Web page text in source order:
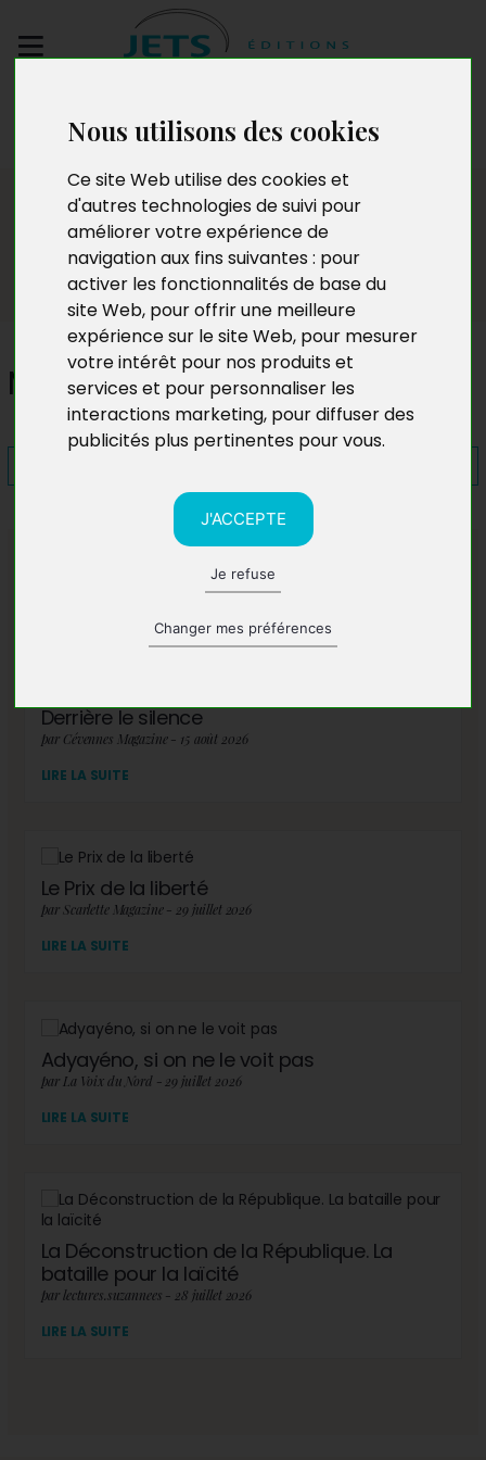
Nous utilisons des cookies
Ce site Web utilise des cookies et
d'autres technologies de suivi pour
améliorer votre expérience de
navigation aux fins suivantes : pour
activer les fonctionnalités de base du
site Web, pour offrir une meilleure
expérience sur le site Web, pour mesurer
votre intérêt pour nos produits et
services et pour personnaliser les
interactions marketing, pour diffuser des
publicités plus pertinentes pour vous.
J'ACCEPTE
Je refuse
Changer mes préférences
manuscrit
Presse
Mon amie pour la vie
A lire également
Derrière le silence
par Cévennes Magazine - 15 août 2026
LIRE LA SUITE
Le Prix de la liberté
par Scarlette Magazine - 29 juillet 2026
LIRE LA SUITE
Adyayéno, si on ne le voit pas
par La Voix du Nord - 29 juillet 2026
LIRE LA SUITE
La Déconstruction de la République. La
bataille pour la laïcité
par lectures.suzannees - 28 juillet 2026
LIRE LA SUITE